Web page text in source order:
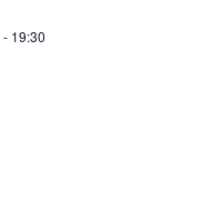
- 19:30